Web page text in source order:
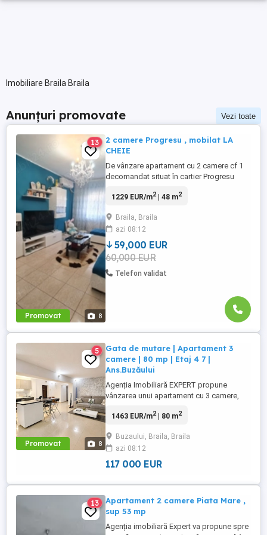
Imobiliare Braila Braila
Anunțuri promovate Vezi toate
Promovat 8
13
2 camere Progresu , mobilat LA
CHEIE
De vânzare apartament cu 2 camere cf 1
decomandat situat în cartier Progresu
linistit, poziție bună cu scara curata , Nu
CHEIE , mobilat și utilat complet asa cum
apare în poze Centrala termica, ferestre
din tâmplărie ...
1229 EUR/m2| 48 m2
Braila, Braila
azi 08:12
59,000 EUR
60,000 EUR
Telefon validat
Promovat 8
5
Gata de mutare | Apartament 3
camere | 80 mp | Etaj 4 7 |
Ans.Buzăului
Agenția Imobiliară EXPERT propune
vânzarea unui apartament cu 3 camere,
dintre cele mai căutate ansambluri
apartament: Renovat integral, mobilat și
utilat cu produse de calitate, este pregătit
pentru o mutare imediată. Nu există ...
1463 EUR/m2| 80 m2
Buzaului, Braila, Braila
azi 08:12
117 000 EUR
13
Apartament 2 camere Piata Mare ,
sup 53 mp
Agenția imobiliară Expert va propune spre